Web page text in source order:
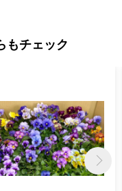
もチェック